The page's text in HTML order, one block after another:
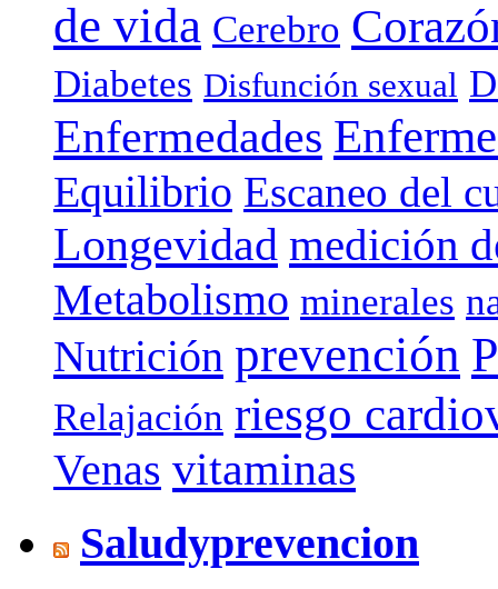
de vida Cerebro
Diabetes Disfunción sexual
Enfermedades
Equilibrio Escaneo del
Longevidad medición
Metabolismo minerales
Nutrición prevención
Relajación riesgo
Venas vitaminas
Saludyprevencion